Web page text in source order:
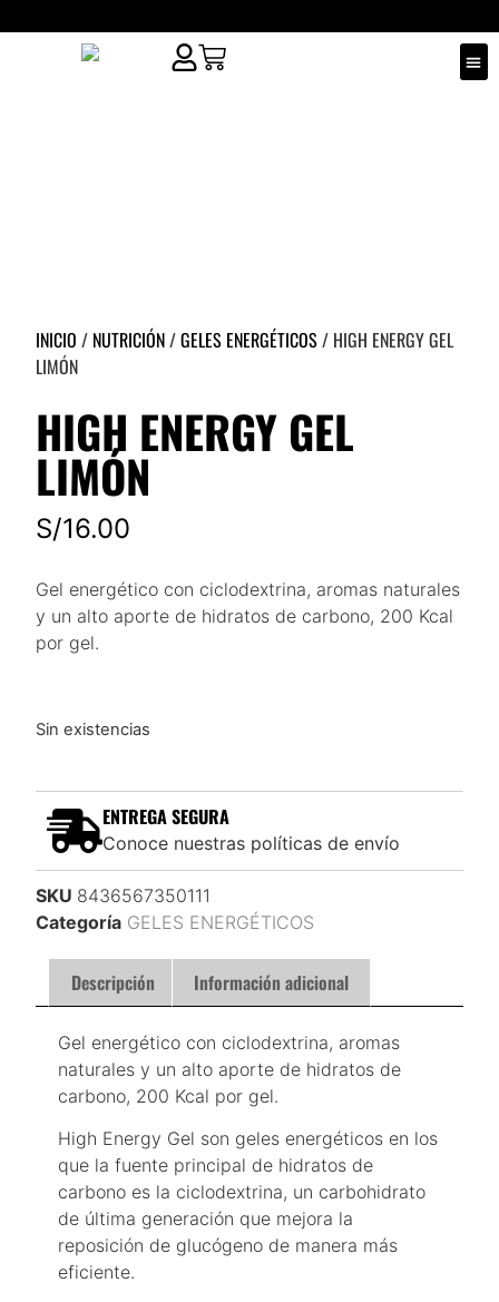
INICIO / NUTRICIÓN/GELES ENERGÉTICOS/ HIGH ENERGY GEL
LIMÓN
HIGH ENERGY GEL
LIMÓN
S/16.00
Gel energético con ciclodextrina, aromas naturales
y un alto aporte de hidratos de carbono, 200 Kcal
por gel.
Sin existencias
ENTREGA SEGURA
Conoce nuestras políticas de envío
SKU 8436567350111
Categoría GELES ENERGÉTICOS
Descripción Información adicional
Gel energético con ciclodextrina, aromas
naturales y un alto aporte de hidratos de
carbono, 200 Kcal por gel.
High Energy Gel son geles energéticos en los
que la fuente principal de hidratos de
carbono es la ciclodextrina, un carbohidrato
de última generación que mejora la
reposición de glucógeno de manera más
eficiente.